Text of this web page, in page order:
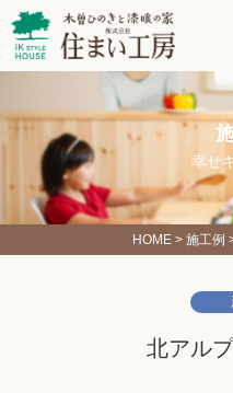
幸せ
HOME > 施工例
北アル